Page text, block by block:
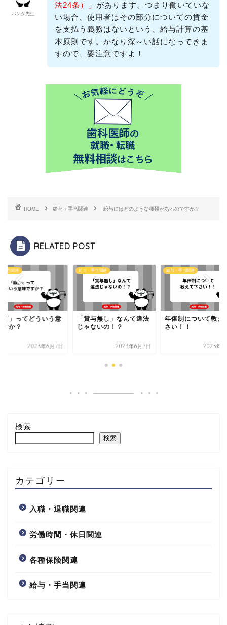
パンダ先生
法24条）」 があります。つまり働いていな
い場合、使用者はその部分についての賃金
を支払う義務はないという、給与計算の基
本原則です。かなり深～い話になってきま
すので、要注意ですよ！
HOME 給与・手当関連 給与にはどのような種類があるのですか？
RELATED POST
手当関連
面」ってどういう意
すか？
2023年6月7日
給与・手当関連
「賞与無し」なんて違法
じゃないの！？
2023年6月7日
給与・手当関連
年俸制について教え
さい！！
2023年6
検索
検索
カテゴリー
入職・退職関連
労働時間・休日関連
各種保険関連
給与・手当関連